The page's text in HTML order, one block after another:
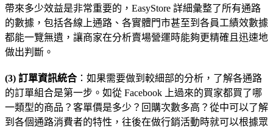
帶來多少效益是非常重要的，EasyStore 詳細彙整了所有通路
的數據，包括各線上通路、各實體門市甚至到各員工績效數據
都能一覽無遺，讓商家在分析賣場營運時能夠更精確且迅速地
做出判斷。
(3) 訂單資訊統合 ：如果需要做到較細部的分析，了解各通路
的訂單組合是第一步。如從 Facebook 上過來的買家都買了哪
一類型的商品？客單價是多少？回購次數多高？從中可以了解
到各個通路消費者的特性，往後在做行銷活動時就可以根據眾